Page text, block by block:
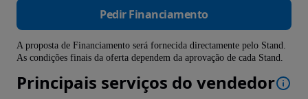
Pedir Financiamento
A proposta de Financiamento será fornecida directamente pelo Stand.
As condições finais da oferta dependem da aprovação de cada Stand.
Principais serviços do vendedor